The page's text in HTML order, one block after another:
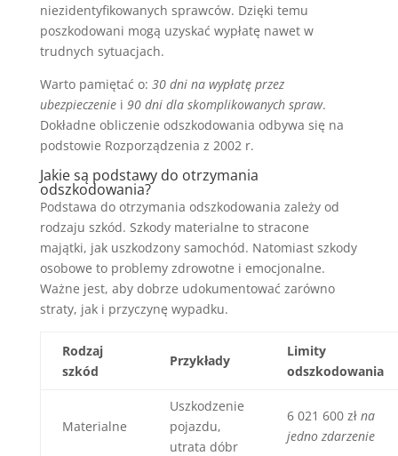
niezidentyfikowanych sprawców. Dzięki temu
poszkodowani mogą uzyskać wypłatę nawet w
trudnych sytuacjach.
Warto pamiętać o: 30 dni na wypłatę przez
ubezpieczeniei 90 dni dla skomplikowanych spraw.
Dokładne obliczenie odszkodowania odbywa się na
podstowie Rozporządzenia z 2002 r.
Jakie są podstawy do otrzymania
odszkodowania?
Podstawa do otrzymania odszkodowania zależy od
rodzaju szkód. Szkody materialne to stracone
majątki, jak uszkodzony samochód. Natomiast szkody
osobowe to problemy zdrowotne i emocjonalne.
Ważne jest, aby dobrze udokumentować zarówno
straty, jak i przyczynę wypadku.
Rodzaj
szkód
Przykłady
Limity
odszkodowania
Materialne
Uszkodzenie
pojazdu,
utrata dóbr
6 021 600 zł na
jedno zdarzenie